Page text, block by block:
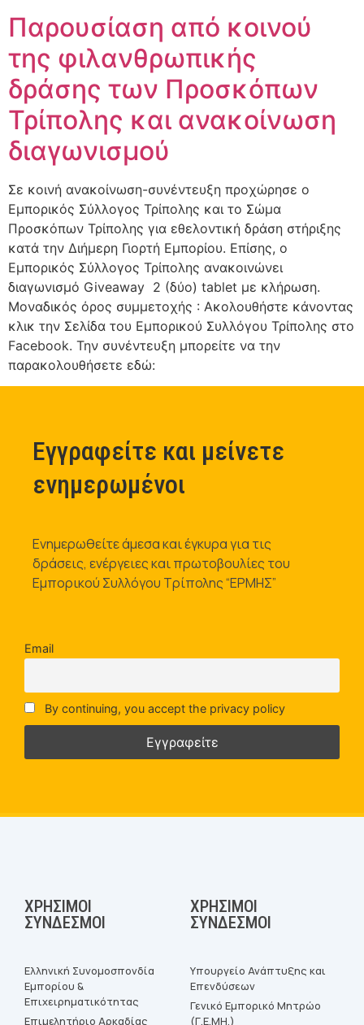
Παρουσίαση από κοινού
της φιλανθρωπικής
δράσης των Προσκόπων
Τρίπολης και ανακοίνωση
διαγωνισμού
Σε κοινή ανακοίνωση-συνέντευξη προχώρησε ο
Εμπορικός Σύλλογος Τρίπολης και το Σώμα
Προσκόπων Τρίπολης για εθελοντική δράση στήριξης
κατά την Διήμερη Γιορτή Εμπορίου. Επίσης, ο
Εμπορικός Σύλλογος Τρίπολης ανακοινώνει
διαγωνισμό Giveaway 2 (δύο) tablet με κλήρωση.
Μοναδικός όρος συμμετοχής : Ακολουθήστε κάνοντας
κλικ την Σελίδα του Εμπορικού Συλλόγου Τρίπολης στο
Facebook. Την συνέντευξη μπορείτε να την
παρακολουθήσετε εδώ:
Εγγραφείτε και μείνετε
ενημερωμένοι
Ενημερωθείτε άμεσα και έγκυρα για τις
δράσεις, ενέργειες και πρωτοβουλίες του
Εμπορικού Συλλόγου Τρίπολης “ΕΡΜΗΣ”
Email
By continuing, you accept the privacy policy
ΧΡΉΣΙΜΟΙ
ΣΎΝΔΕΣΜΟΙ
Ελληνική Συνομοσπονδία
Εμπορίου &
Επιχειρηματικότητας
Επιμελητήριο Αρκαδίας
ΧΡΉΣΙΜΟΙ
ΣΎΝΔΕΣΜΟΙ
Υπουργείο Ανάπτυξης και
Επενδύσεων
Γενικό Εμπορικό Μητρώο
(Γ.Ε.ΜΗ.)